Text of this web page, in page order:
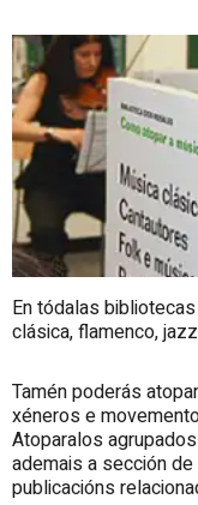
En tódalas
clásica, flamenco,
Tamén poderás
xéneros e
Atoparalos
ademais a sección
publicacións